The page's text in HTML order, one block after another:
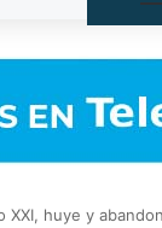
huye y